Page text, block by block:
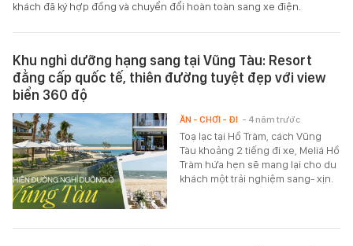
khách đã ký hợp đồng và chuyển đổi hoàn toàn sang xe điện.
Khu nghỉ dưỡng hạng sang tại Vũng Tàu: Resort
đẳng cấp quốc tế, thiên đường tuyệt đẹp với view
biển 360 độ
Toạ lạc tại Hồ Tràm, cách Vũng
Tàu khoảng 2 tiếng đi xe, Meliá Hồ
Tràm hứa hẹn sẽ mang lại cho du
khách một trải nghiệm sang- xịn.
ĂN - CHƠI - ĐI - 4 năm trước